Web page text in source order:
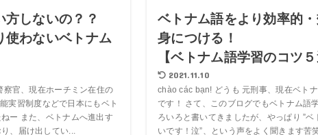
方しないの？？
使わないベトナム
官、現在ホーチミン在住の
実習制度などで日本にもベト
ー また、ベトナムへ進出す
、届け出してい...
ベトナム語をより効率的
身につける！
【ベトナム語学習のコツ５
2021.11.10
chào các bạn! どうも 元刑事、現在ベト
です！ さて、このブログでもベトナム語
ろいろと書いてきましたが、やっぱり ”ベ
いです！泣”、という声をよく聞きます苦笑